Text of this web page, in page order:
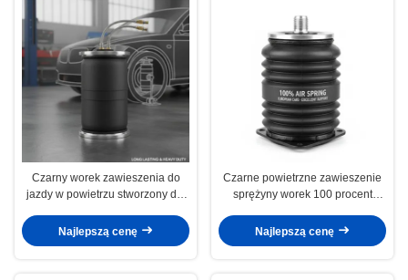
Czarny worek zawieszenia do
jazdy w powietrzu stworzony dla
oferujący długotrwałe wsparcie
zawieszenia i wydajność ciężkiej
Najlepszą cenę
Czarne powietrzne zawieszenie
sprężyny worek 100 procent
dla europejskich samochodów
zapewniając doskonałe wsparcie
Najlepszą cenę